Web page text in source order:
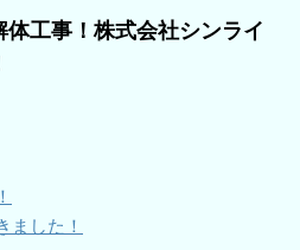
体工事！株式会社シンライ
ました！